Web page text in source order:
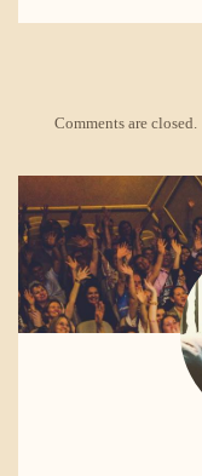
Comments are closed.